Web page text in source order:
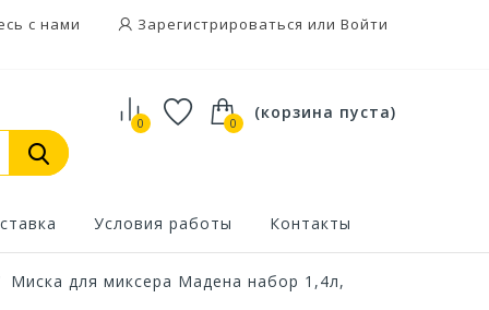
с нами Зарегистрироваться или Войти
0
(корзина пуста)
0
Условия работы Контакты
Миска для миксера Мадена набор 1,4л,